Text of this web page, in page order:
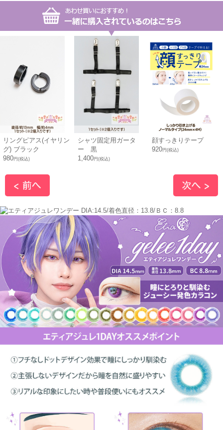
リングピアス(イヤリン
グ) ブラック
980円(税込)
シャツ固定用ガータ
ー 黒
1,400円(税込)
顔すっきりテープ
920円(税込)